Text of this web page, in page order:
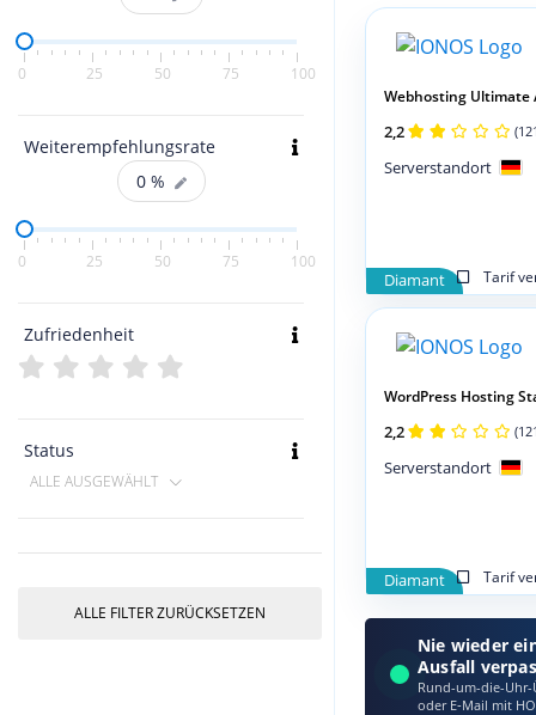
0 25 50 75 100
Weiterempfehlungsrate
0 %
0 25 50 75 100
Zufriedenheit
Status
ALLE AUSGEWÄHLT
ALLE FILTER ZURÜCKSETZEN
Diamant Tarif
Webhosting Ultimate
2,2
Serverstandort
Diamant Tarif
WordPress Hosting
2,2
Serverstandort
Nie wieder
Ausfall
Rund-um-die-Uhr-
oder E‑Mail mit